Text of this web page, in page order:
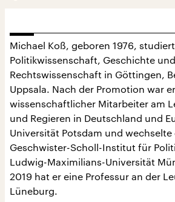
Michael Koß, geboren 1976,
Politikwissenschaft, Geschichte und
Rechtswissenschaft in Göttingen,
Uppsala. Nach der Promotion war
wissenschaftlicher Mitarbeiter am
und Regieren in Deutschland und
Universität Potsdam und wechselte
Geschwister-Scholl-Institut für
Ludwig-Maximilians-Universität
2019 hat er eine Professur an der
Lüneburg.